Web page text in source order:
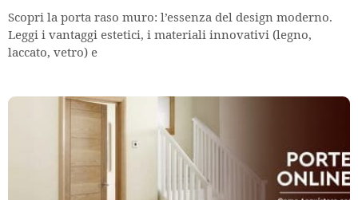
Scopri la porta raso muro: l’essenza del design moderno.
Leggi i vantaggi estetici, i materiali innovativi (legno,
laccato, vetro) e